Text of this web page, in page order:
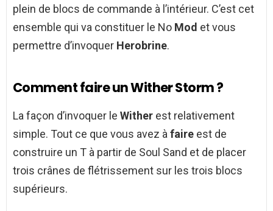
plein de blocs de commande à l’intérieur. C’est cet
ensemble qui va constituer le No Mod et vous
permettre d’invoquer Herobrine.
Comment faire un Wither Storm ?
La façon d’invoquer le Wither est relativement
simple. Tout ce que vous avez àfaire est de
construire un T à partir de Soul Sand et de placer
trois crânes de flétrissement sur les trois blocs
supérieurs.